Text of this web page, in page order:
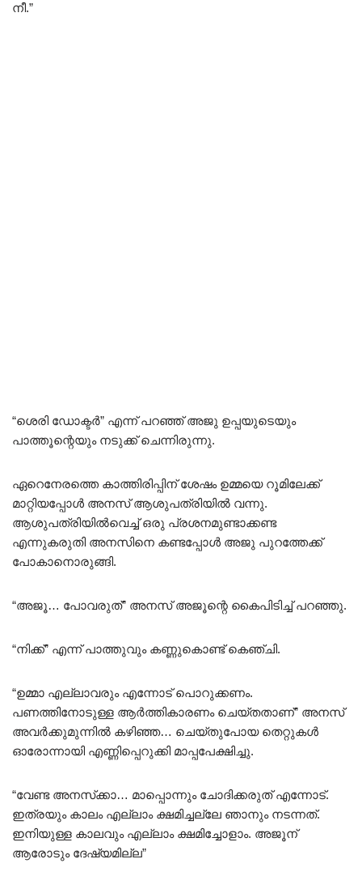
നീ.”
“ശെരി ഡോക്ടർ” എന്ന് പറഞ്ഞ് അജു ഉപ്പയുടെയും
പാത്തൂന്റെയും നടുക്ക് ചെന്നിരുന്നു.
ഏറെനേരത്തെ കാത്തിരിപ്പിന് ശേഷം ഉമ്മയെ റൂമിലേക്ക്
മാറ്റിയപ്പോൾ അനസ് ആശുപത്രിയിൽ വന്നു.
ആശുപത്രിയിൽവെച്ച് ഒരു പ്രശനമുണ്ടാക്കണ്ട
എന്നുകരുതി അനസിനെ കണ്ടപ്പോൾ അജു പുറത്തേക്ക്
പോകാനൊരുങ്ങി.
“അജൂ… പോവരുത്” അനസ് അജൂന്റെ കൈപിടിച്ച് പറഞ്ഞു.
“നിക്ക്” എന്ന് പാത്തുവും കണ്ണുകൊണ്ട് കെഞ്ചി.
“ഉമ്മാ എല്ലാവരും എന്നോട് പൊറുക്കണം.
പണത്തിനോടുള്ള ആർത്തികാരണം ചെയ്തതാണ്” അനസ്
അവർക്കുമുന്നിൽ കഴിഞ്ഞ… ചെയ്തുപോയ തെറ്റുകൾ
ഓരോന്നായി എണ്ണിപ്പെറുക്കി മാപ്പപേക്ഷിച്ചു.
“വേണ്ട അനസ്‌ക്കാ… മാപ്പൊന്നും ചോദിക്കരുത് എന്നോട്.
ഇത്രയും കാലം എല്ലാം ക്ഷമിച്ചല്ലേ ഞാനും നടന്നത്.
ഇനിയുള്ള കാലവും എല്ലാം ക്ഷമിച്ചോളാം. അജൂന്
ആരോടും ദേഷ്യമില്ല”